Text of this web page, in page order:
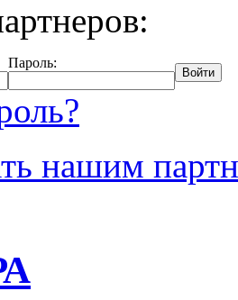
Пароль:
нашим